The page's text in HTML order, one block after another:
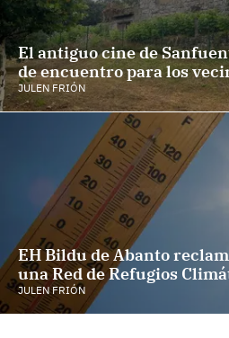
El antiguo cine de
de encuentro para los
JULEN FRIÓN
EH Bildu de Abanto
una Red de Refugios
JULEN FRIÓN